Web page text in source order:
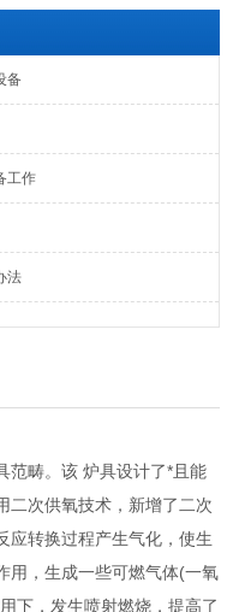
备
工作
法
范畴。该 炉具设计了*且能
二次供氧技术，新增了二次
应转换过程产生气化，使生
用，生成一些可燃气体(一氧
下，发生喷射燃烧，提高了